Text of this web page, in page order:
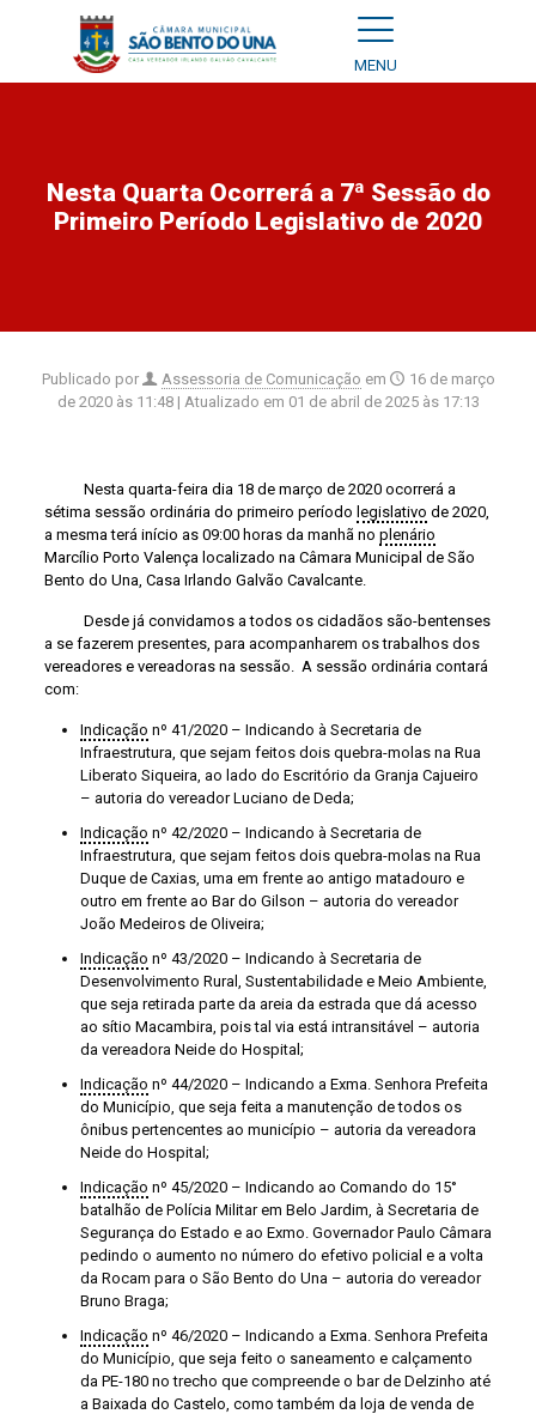
MENU
Nesta Quarta Ocorrerá a 7ª Sessão do
Primeiro Período Legislativo de 2020
Publicado por Assessoria de Comunicação em
16 de março
de 2020 às 11:48 | Atualizado em 01 de abril de 2025 às 17:13
Nesta quarta-feira dia 18 de março de 2020 ocorrerá a
sétima sessão ordinária do primeiro período legislativo de 2020,
a mesma terá início as 09:00 horas da manhã no plenário
Marcílio Porto Valença localizado na Câmara Municipal de São
Bento do Una, Casa Irlando Galvão Cavalcante.
Desde já convidamos a todos os cidadãos são-bentenses
a se fazerem presentes, para acompanharem os trabalhos dos
vereadores e vereadoras na sessão. A sessão ordinária contará
com:
Indicação nº 41/2020 – Indicando à Secretaria de
Infraestrutura, que sejam feitos dois quebra-molas na Rua
Liberato Siqueira, ao lado do Escritório da Granja Cajueiro
– autoria do vereador Luciano de Deda;
Indicação nº 42/2020 – Indicando à Secretaria de
Infraestrutura, que sejam feitos dois quebra-molas na Rua
Duque de Caxias, uma em frente ao antigo matadouro e
outro em frente ao Bar do Gilson – autoria do vereador
João Medeiros de Oliveira;
Indicação nº 43/2020 – Indicando à Secretaria de
Desenvolvimento Rural, Sustentabilidade e Meio Ambiente,
que seja retirada parte da areia da estrada que dá acesso
ao sítio Macambira, pois tal via está intransitável – autoria
da vereadora Neide do Hospital;
Indicação nº 44/2020 – Indicando a Exma. Senhora Prefeita
do Município, que seja feita a manutenção de todos os
ônibus pertencentes ao município – autoria da vereadora
Neide do Hospital;
Indicação nº 45/2020 – Indicando ao Comando do 15°
batalhão de Polícia Militar em Belo Jardim, à Secretaria de
Segurança do Estado e ao Exmo. Governador Paulo Câmara
pedindo o aumento no número do efetivo policial e a volta
da Rocam para o São Bento do Una – autoria do vereador
Bruno Braga;
Indicação nº 46/2020 – Indicando a Exma. Senhora Prefeita
do Município, que seja feito o saneamento e calçamento
da PE-180 no trecho que compreende o bar de Delzinho até
a Baixada do Castelo, como também da loja de venda de